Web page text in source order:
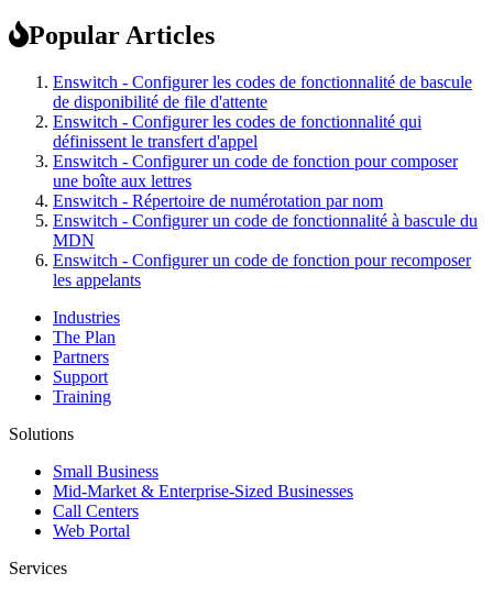
Popular Articles
Enswitch - Configurer les codes de fonctionnalité de bascule
de disponibilité de file d'attente
Enswitch - Configurer les codes de fonctionnalité qui
définissent le transfert d'appel
Enswitch - Configurer un code de fonction pour composer
une boîte aux lettres
Enswitch - Répertoire de numérotation par nom
Enswitch - Configurer un code de fonctionnalité à bascule du
MDN
Enswitch - Configurer un code de fonction pour recomposer
les appelants
Industries
The Plan
Partners
Support
Training
Solutions
Small Business
Mid-Market & Enterprise-Sized Businesses
Call Centers
Web Portal
Services